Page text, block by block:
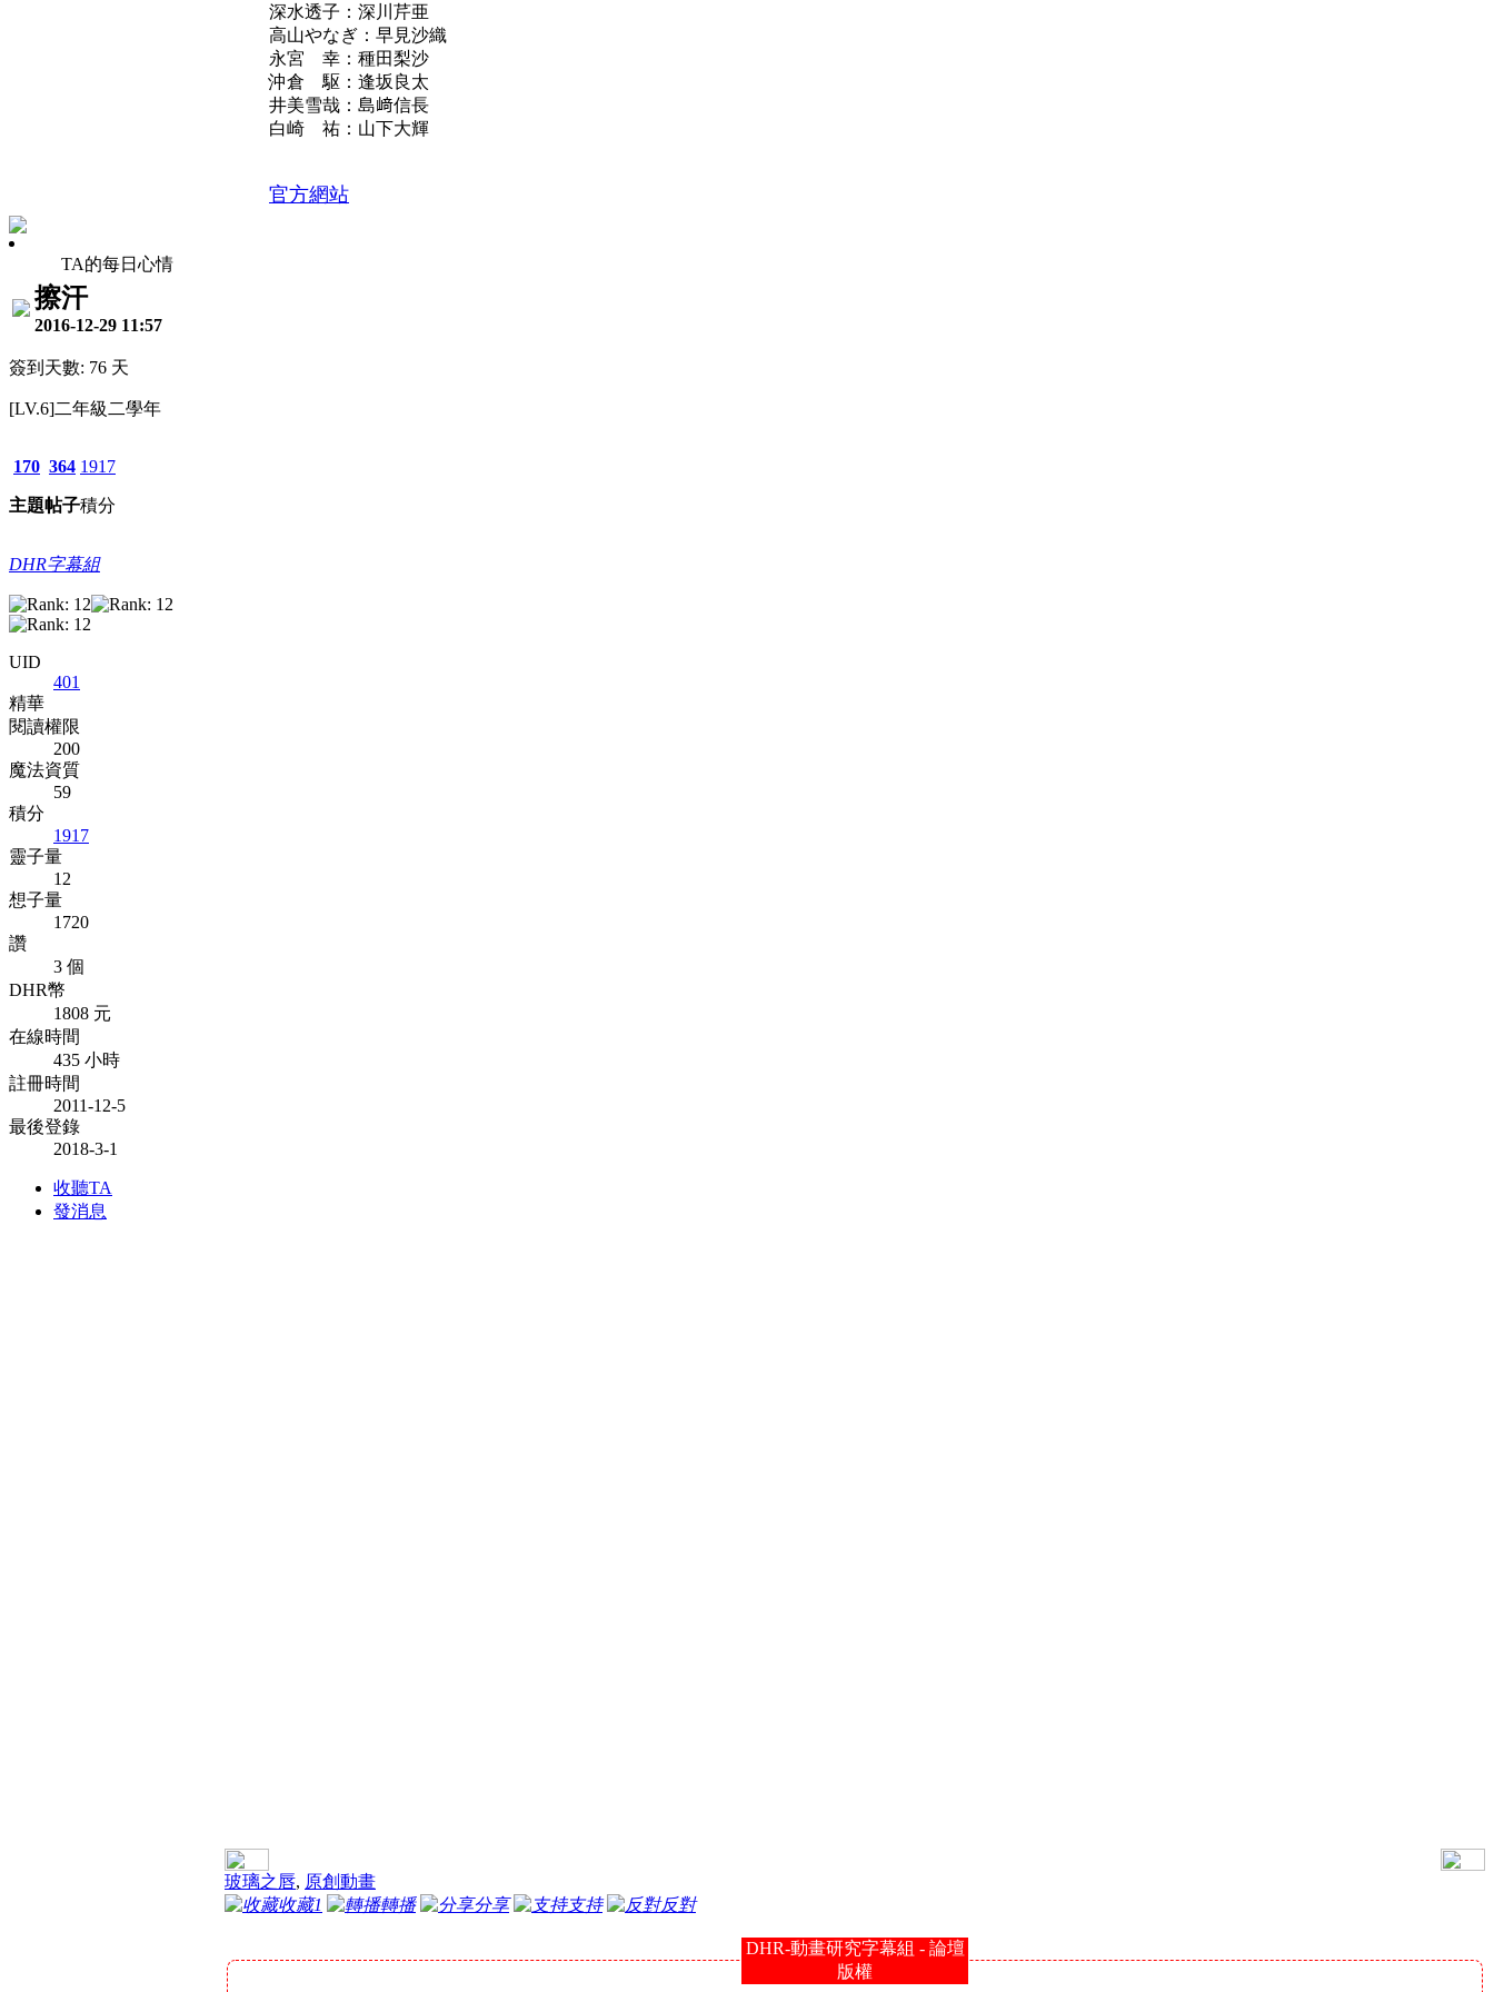
TA的每日心情
擦汗
2016-12-29 11:57
簽到天數: 76 天
[LV.6]二年級二學年
170
主題
364
帖子
1917
積分
DHR字幕組
UID
401
精華
閱讀權限
200
魔法資質
59
積分
1917
靈子量
12
想子量
1720
讚
3 個
DHR幣
1808 元
在線時間
435 小時
註冊時間
2011-12-5
最後登錄
2018-3-1
收聽TA
發消息
深水透子：深川芹亜
高山やなぎ：早見沙織
永宮 幸：種田梨沙
沖倉 駆：逢坂良太
井美雪哉：島﨑信長
白崎 祐：山下大輝
官方網站
玻璃之唇, 原創動畫
收藏1 轉播 分享 支持 反對
DHR-動畫研究字幕組 - 論壇
版權